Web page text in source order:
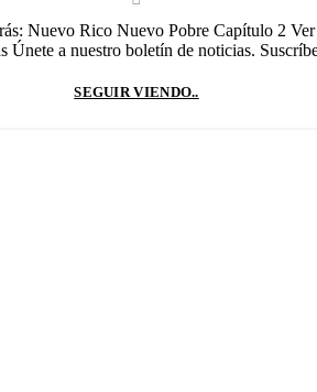
Nuevo Rico Nuevo Pobre Capítulo 2
Únete a nuestro boletín de noticias.
SEGUIR VIENDO..